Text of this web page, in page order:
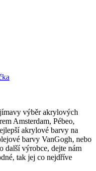
výběr akrylových
Amsterdam, Pébeo,
akrylové barvy na
barvy VanGogh, nebo
další výrobce, dejte nám
tak jej co nejdříve